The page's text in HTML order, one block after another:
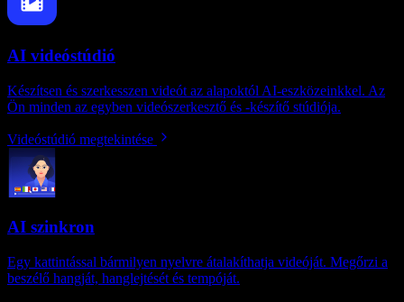
AI videóstúdió
Készítsen és szerkesszen videót az alapoktól AI-eszközeinkkel. Az
Ön minden az egyben videószerkesztő és -készítő stúdiója.
Videóstúdió megtekintése
AI szinkron
Egy kattintással bármilyen nyelvre átalakíthatja videóját. Megőrzi a
beszélő hangját, hanglejtését és tempóját.